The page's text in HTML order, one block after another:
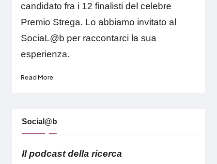
candidato fra i 12 finalisti del celebre
Premio Strega. Lo abbiamo invitato al
SociaL@b per raccontarci la sua
esperienza.
Read More
Social@b
Il podcast della ricerca